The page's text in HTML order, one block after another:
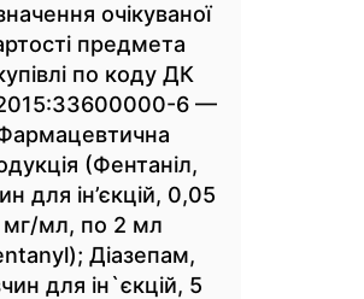
очікуваної
предмета
по коду ДК
6 —
(Фентаніл,
для ін’єкцій, 0,05
мг/мл, по 2 мл
Діазепам,
для ін`єкцій, 5